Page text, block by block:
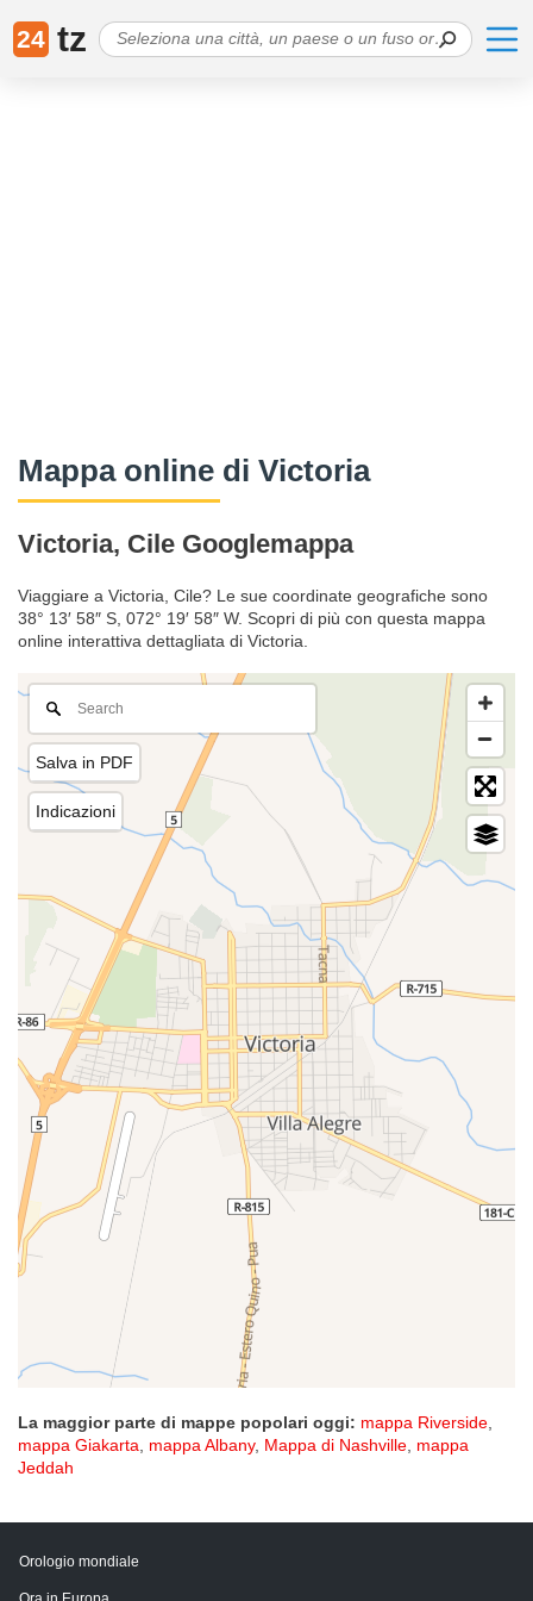
24 tz
Mappa online di Victoria
Victoria, Cile Googlemappa
Viaggiare a Victoria, Cile? Le sue coordinate geografiche sono
38° 13′ 58″ S, 072° 19′ 58″ W. Scopri di più con questa mappa
online interattiva dettagliata di Victoria.
Salva in PDF
Indicazioni
La maggior parte di mappe popolari oggi: mappa Riverside,
mappa Giakarta, mappa Albany, Mappa di Nashville, mappa
Jeddah
Orologio mondiale